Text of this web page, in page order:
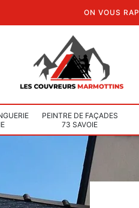
ON VOUS
PEINTRE DE FAÇADES
73 SAVOIE